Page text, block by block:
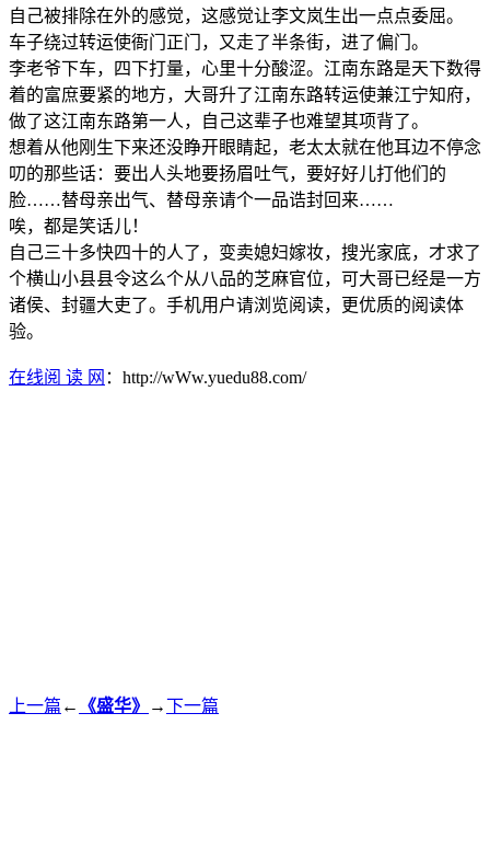
自己被排除在外的感觉，这感觉让李文岚生出一点点委屈。
车子绕过转运使衙门正门，又走了半条街，进了偏门。
李老爷下车，四下打量，心里十分酸涩。江南东路是天下数得
着的富庶要紧的地方，大哥升了江南东路转运使兼江宁知府，
做了这江南东路第一人，自己这辈子也难望其项背了。
想着从他刚生下来还没睁开眼睛起，老太太就在他耳边不停念
叨的那些话：要出人头地要扬眉吐气，要好好儿打他们的
脸……替母亲出气、替母亲请个一品诰封回来……
唉，都是笑话儿！
自己三十多快四十的人了，变卖媳妇嫁妆，搜光家底，才求了
个横山小县县令这么个从八品的芝麻官位，可大哥已经是一方
诸侯、封疆大吏了。手机用户请浏览阅读，更优质的阅读体
验。
在线阅 读 网 ：http://wWw.yuedu88.com/
上一篇 ← 《盛华》 →下一篇